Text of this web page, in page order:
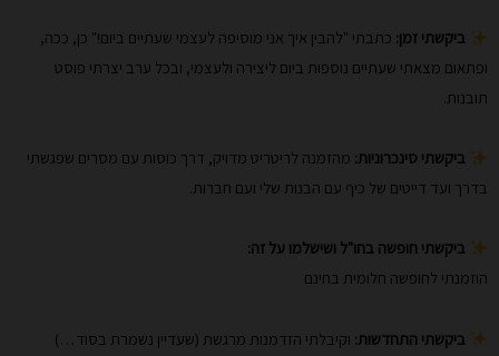
ביקשתי זמן: כתבתי "להבין איך אני מוסיפה לעצמי שעתיים ביום!" כן, ככה,
ופתאום מצאתי שעתיים נוספות ביום ליצירה ולעצמי, ובכל ערב יצרתי פוסט
תובנות.
ביקשתי סינכרוניות: מהזמנה לריטריט מדויק, דרך כוסות עם מסרים שפגשתי
בדרך ועד דייטים של כיף עם הבנות שלי ועם חברות.
ביקשתי חופשה בחו"ל ושישלמו על זה:
הוזמנתי לחופשה חלומית בחינם
ביקשתי התחדשות: וקיבלתי הזדמנות מרגשת (שעדיין נשמרת בסוד…)